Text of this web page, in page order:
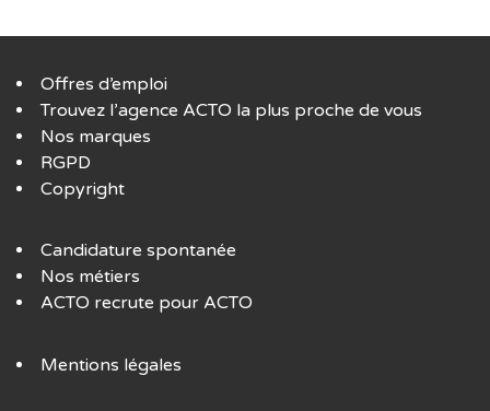
Offres d’emploi
Trouvez l’agence ACTO la plus proche de vous
Nos marques
RGPD
Copyright
Candidature spontanée
Nos métiers
ACTO recrute pour ACTO
Mentions légales